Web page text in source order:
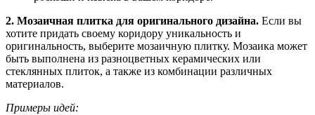
2. Мозаичная плитка для оригинального дизайна. Если вы
хотите придать своему коридору уникальность и
оригинальность, выберите мозаичную плитку. Мозаика может
быть выполнена из разноцветных керамических или
стеклянных плиток, а также из комбинации различных
материалов.
Примеры идей: